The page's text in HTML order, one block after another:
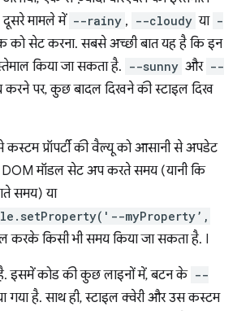
मामले में --rainy , --cloudy या -
को सेट करना. सबसे अच्छी बात यह है कि इन
किया जा सकता है. --sunny और --
करने पर, कुछ बादल दिखने की स्टाइल दिख
प्रॉपर्टी की वैल्यू को आसानी से अपडेट
DOM मॉडल सेट अप करते समय (यानी कि
समय) या
myProperty’,
करके किसी भी समय किया जा सकता है. I
है. इसमें कोड की कुछ लाइनों में, बटन के --
गया है. साथ ही, स्टाइल क्वेरी और उस कस्टम